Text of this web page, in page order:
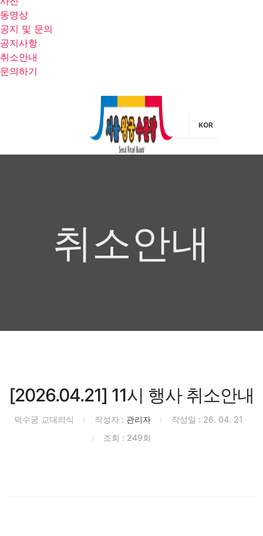
동영상
공지 및 문의
공지사항
취소안내
문의하기
KOR
취소안내
[2026.04.21] 11시 행사 취소안내
덕수궁 교대의식 작성자 : 관리자
작성일 : 26. 04. 21
조회 : 249회